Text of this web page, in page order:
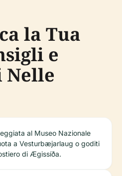
la Tua
e
al Museo Nazionale
a Vesturbæjarlaug o goditi
di Ægissíða.